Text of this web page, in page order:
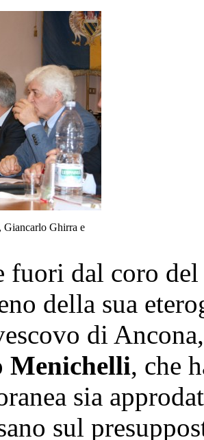
Ghirra e
fuori dal coro
della sua
di
Menichelli, che
sia
sul